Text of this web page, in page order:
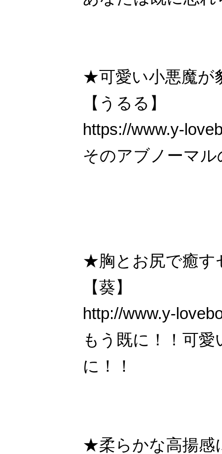
★可愛い小悪魔が
【うるる】
https://www.y-
そのアブノーマ
★胸とお尻で癒す
【葵】
http://www.y-
もう既に！！可
に！！
★柔らかな高揚感